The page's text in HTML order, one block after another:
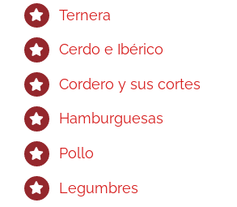
la
página
de
producto
Ternera
Cerdo e Ibérico
Cordero y sus cortes
Hamburguesas
Pollo
Legumbres